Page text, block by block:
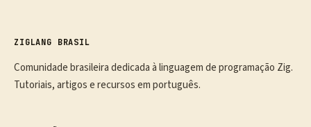
ZIGLANG BRASIL
Comunidade brasileira dedicada à linguagem de programação Zig.
Tutoriais, artigos e recursos em português.